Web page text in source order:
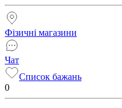
Фізичні магазини
Чат
Список бажань
0